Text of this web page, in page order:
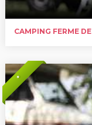
CAMPING FERME
*